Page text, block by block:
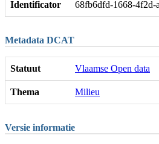
Identificator 68fb6dfd-1668-4f2d-
Metadata DCAT
Statuut Vlaamse Open data
Thema Milieu
Versie informatie